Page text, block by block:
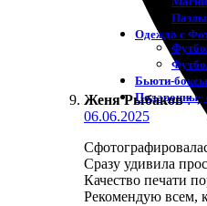
Одежда с
Бьюти-боксы
Подарочные
Женя Рыбаков : ★
06.06.2025
Сразу удивила
Качество печати
Рекомендую всем,